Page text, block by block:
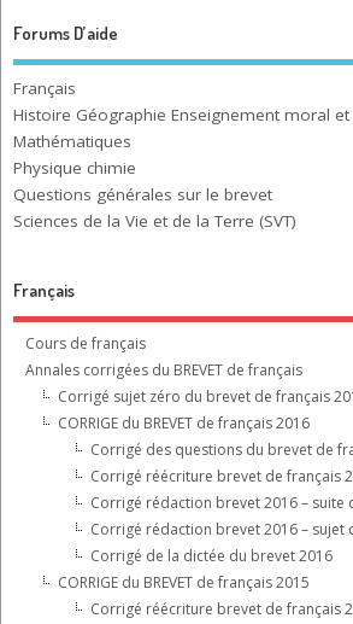
Forums D’aide
Français
Histoire Géographie Enseignement moral et
Mathématiques
Physique chimie
Questions générales sur le brevet
Sciences de la Vie et de la Terre (SVT)
Français
Cours de français
Annales corrigées du BREVET de français
Corrigé sujet zéro du brevet de français
CORRIGE du BREVET de français 2016
Corrigé des questions du brevet de
Corrigé réécriture brevet de français
Corrigé rédaction brevet 2016 – suite
Corrigé rédaction brevet 2016 – sujet
Corrigé de la dictée du brevet 2016
CORRIGE du BREVET de français 2015
Corrigé réécriture brevet de français